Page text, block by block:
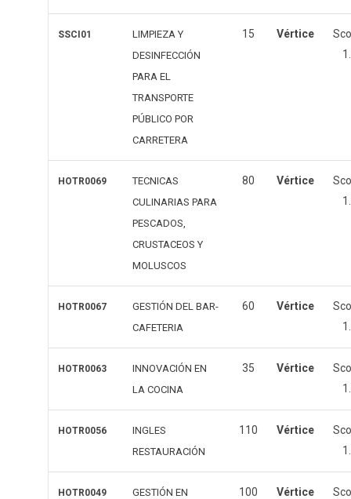
SSCI01
LIMPIEZA Y
DESINFECCIÓN
PARA EL
TRANSPORTE
PÚBLICO POR
CARRETERA
15 Vértice
HOTR0069
TECNICAS
CULINARIAS PARA
PESCADOS,
CRUSTACEOS Y
MOLUSCOS
80 Vértice
HOTR0067
GESTIÓN DEL BAR-
CAFETERIA
60 Vértice
HOTR0063
INNOVACIÓN EN
LA COCINA
35 Vértice
HOTR0056
INGLES
RESTAURACIÓN
110 Vértice
HOTR0049
GESTIÓN EN
100 Vértice